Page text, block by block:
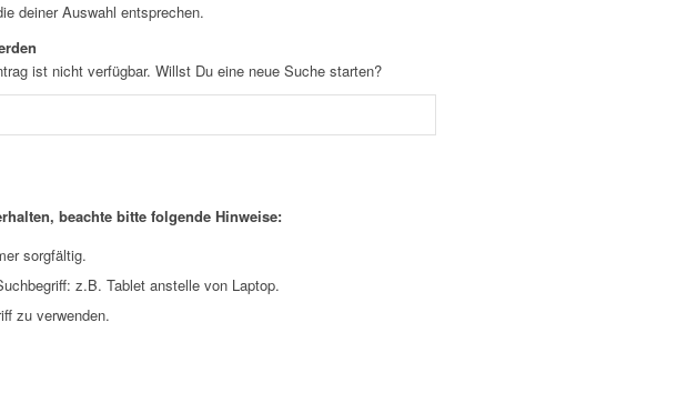
deiner Auswahl entsprechen.
ist nicht verfügbar. Willst Du eine neue Suche starten?
beachte bitte folgende Hinweise:
sorgfältig.
z.B. Tablet anstelle von Laptop.
zu verwenden.